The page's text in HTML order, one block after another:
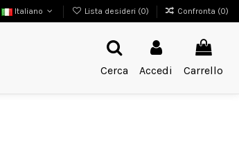
Italiano Lista desideri (0) Confronta (0)
Cerca
Accedi Carrello